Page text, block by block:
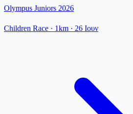
Olympus Juniors 2026
Children Race · 1km · 26 Ιουν